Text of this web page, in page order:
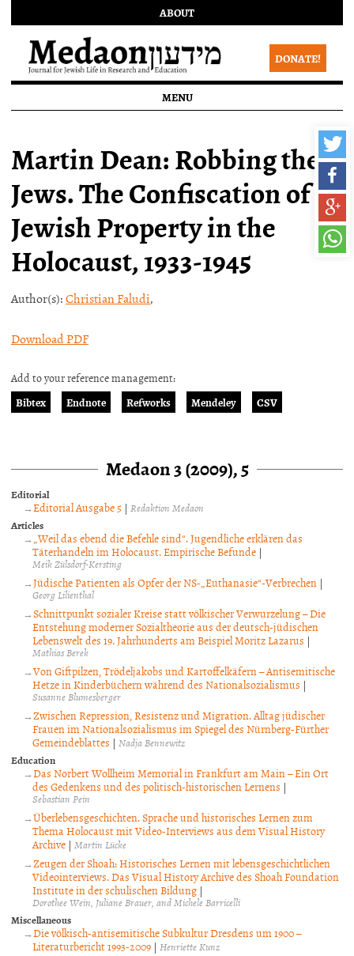
ABOUT
DONATE!
MENU
Martin Dean: Robbing the
Jews. The Confiscation of
Jewish Property in the
Holocaust, 1933-1945
Author(s):Christian Faludi,
Download PDF
Add to your reference management:
Bibtex
Endnote Refworks Mendeley CSV
Medaon 3 (2009), 5
Editorial
Editorial Ausgabe 5 |Redaktion Medaon
Articles
„Weil das ebend die Befehle sind“. Jugendliche erklären das
Täterhandeln im Holocaust. Empirische Befunde |
Meik Zülsdorf-Kersting
Jüdische Patienten als Opfer der NS-„Euthanasie“-Verbrechen |
Georg Lilienthal
Schnittpunkt sozialer Kreise statt völkischer Verwurzelung – Die
Entstehung moderner Sozialtheorie aus der deutsch-jüdischen
Lebenswelt des 19. Jahrhunderts am Beispiel Moritz Lazarus |
Mathias Berek
Von Giftpilzen, Trödeljakobs und Kartoffelkäfern – Antisemitische
Hetze in Kinderbüchern während des Nationalsozialismus |
Susanne Blumesberger
Zwischen Repression, Resistenz und Migration. Alltag jüdischer
Frauen im Nationalsozialismus im Spiegel des Nürnberg-Fürther
Gemeindeblattes | Nadja Bennewitz
Education
Das Norbert Wollheim Memorial in Frankfurt am Main – Ein Ort
des Gedenkens und des politisch-historischen Lernens |
Sebastian Pein
Überlebensgeschichten. Sprache und historisches Lernen zum
Thema Holocaust mit Video-Interviews aus dem Visual History
Archive | Martin Lücke
Zeugen der Shoah: Historisches Lernen mit lebensgeschichtlichen
Videointerviews. Das Visual History Archive des Shoah Foundation
Institute in der schulischen Bildung |
Dorothee Wein, Juliane Brauer, and Michele Barricelli
Miscellaneous
Die völkisch-antisemitische Subkultur Dresdens um 1900 –
Literaturbericht 1993-2009 | Henriette Kunz